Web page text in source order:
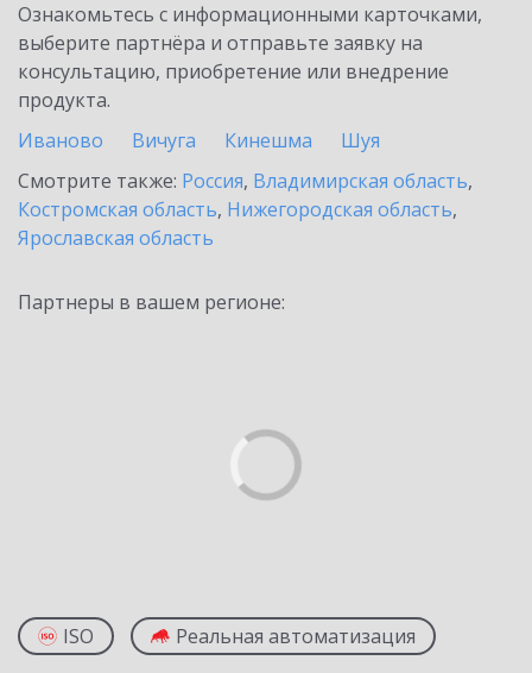
Ознакомьтесь с информационными карточками,
выберите партнёра и отправьте заявку на
консультацию, приобретение или внедрение
продукта.
Иваново
Вичуга Кинешма
Шуя
Смотрите также: Россия, Владимирская область,
Костромская область, Нижегородская область,
Ярославская область
Партнеры в вашем регионе:
ISO Реальная автоматизация